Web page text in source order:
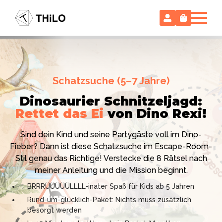
Hollywood-Action im
Kinderzimmer – ohne
Vorbereitungsstress!
Ich bin THiLO, "Dein SPIEGEL"-Bestseller-Autor und
TV-Profi (ZDF "1, 2 oder 3"). Entdecke jetzt meine
Schatzsuchen und Escape Rooms zum Sofort-
Download. Und natürlich meine Ebooks.
Schatzsuche (5–7 Jahre)
Dinosaurier Schnitzeljagd:
Rettet das Ei von Dino Rexi!
Sind dein Kind und seine Partygäste voll im Dino-
Fieber? Dann ist diese Schatzsuche im Escape-Room-
Stil genau das Richtige! Verstecke die 8 Rätsel nach
meiner Anleitung und die Mission beginnt.
BRRRÜÜÜÜÜLLLL-inater Spaß für Kids ab 5 Jahren
Rund-um-glücklich-Paket: Nichts muss zusätzlich
besorgt werden
Escape Room (ab 8 oder 12 Jahre)
Locked-up Agents: Im Labor
des Virologen
Das gab es noch nie: Verwandele dein Zuhause in ein
High-Tech Labor! Unser 24-seitiges PDF enthält alles:
Mission, Agentenausweise, Rätsel und Requisiten.
Knackt den Fall in 90 Minuten!
Kniffliger Rätselspaß für 2 bis 6 Spieler (8 - 11 oder 12–
99 Jahre)
Professionelles PDF: Agentenausweise & Schilder
inklusive